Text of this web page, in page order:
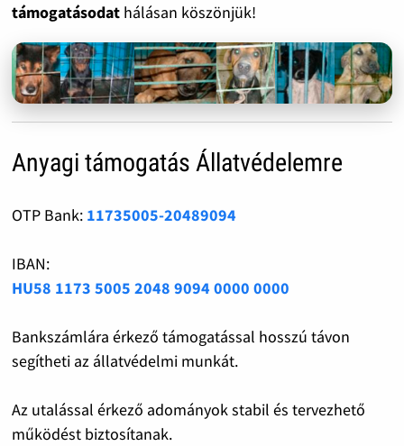
támogatásodat hálásan köszönjük!
Anyagi támogatás Állatvédelemre
OTP Bank: 11735005-20489094
IBAN:
HU58 1173 5005 2048 9094 0000 0000
Bankszámlára érkező támogatással hosszú távon
segítheti az állatvédelmi munkát.
Az utalással érkező adományok stabil és tervezhető
működést biztosítanak.